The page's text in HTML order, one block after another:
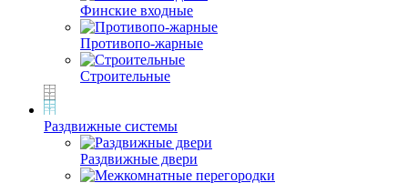
Финские входные
Противопо-жарные
Строительные
Раздвижные системы
Раздвижные двери